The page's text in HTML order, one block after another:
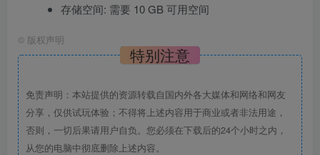
存储空间: 需要 10 GB 可用空间
© 版权声明
特别注意
免责声明：本站提供的资源转载自国内外各大媒体和网络和网友
分享，仅供试玩体验；不得将上述内容用于商业或者非法用途，
否则，一切后果请用户自负。您必须在下载后的24个小时之内，
从您的电脑中彻底删除上述内容。